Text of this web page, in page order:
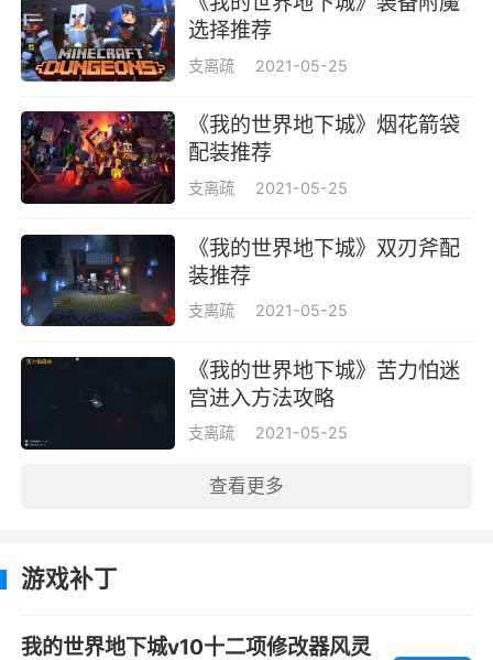
选择推荐
支离疏 2021-05-25
《我的世界地下城》烟花箭袋
配装推荐
支离疏 2021-05-25
《我的世界地下城》双刃斧配
装推荐
支离疏 2021-05-25
《我的世界地下城》苦力怕迷
宫进入方法攻略
支离疏 2021-05-25
查看更多
游戏补丁
我的世界地下城v10十二项修改器风灵